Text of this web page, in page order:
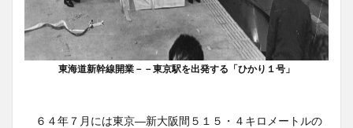
東海道新幹線開業－－東京駅を出発する「ひかり１号」
６４年７月には東京―新大阪間５１５・４キロメートルの